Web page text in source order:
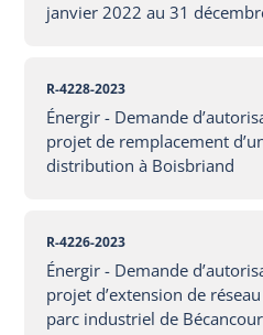
janvier 2022 au 31
R-4228-2023
Énergir - Demande
projet de remplacement
distribution à Boisbriand
R-4226-2023
Énergir - Demande
projet d’extension de
parc industriel de Bécancour